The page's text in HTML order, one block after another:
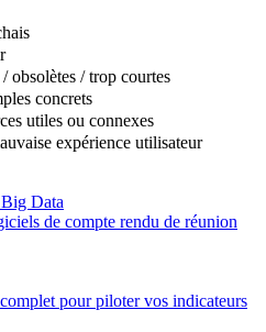
obsolètes / trop courtes
concrets
utiles ou connexes
expérience utilisateur
Data
de compte rendu de réunion
pour piloter vos indicateurs